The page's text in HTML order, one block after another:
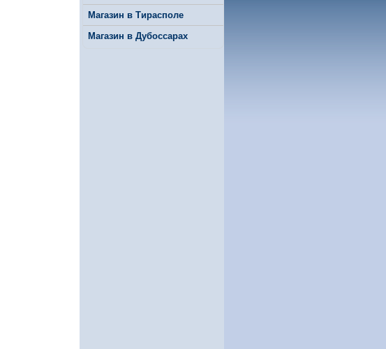
Магазин в Тирасполе
Магазин в Дубоссарах